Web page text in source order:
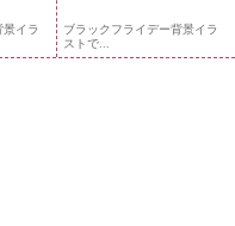
イラ
ブラックフライデー背景イラ
ストで...